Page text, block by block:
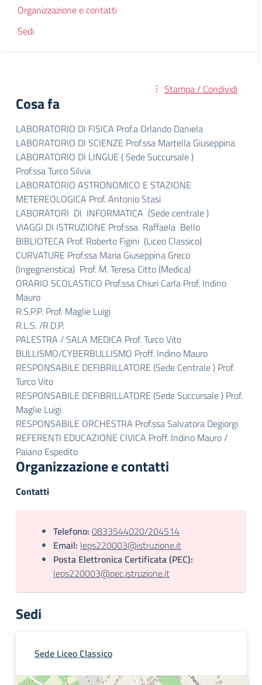
Organizzazione e contatti
Sedi
Stampa / Condividi
Cosa fa
LABORATORIO DI FISICA Prof.a Orlando Daniela
LABORATORIO DI SCIENZE Prof.ssa Martella Giuseppina
LABORATORIO DI LINGUE ( Sede Succursale )
Prof.ssa Turco Silvia
LABORATORIO ASTRONOMICO E STAZIONE
METEREOLOGICA Prof. Antonio Stasi
LABORATORI DI INFORMATICA (Sede centrale )
VIAGGI DI ISTRUZIONE Prof.ssa Raffaela Bello
BIBLIOTECA Prof. Roberto Figini (Liceo Classico)
CURVATURE Prof.ssa Maria Giuseppina Greco
(Ingegneristica) Prof. M. Teresa Citto (Medica)
ORARIO SCOLASTICO Prof.ssa Chiuri Carla Prof. Indino
Mauro
R.S.P.P. Prof. Maglie Luigi
R.L.S. /R.D.P.
PALESTRA / SALA MEDICA Prof. Turco Vito
BULLISMO/CYBERBULLISMO Proff. Indino Mauro
RESPONSABILE DEFIBRILLATORE (Sede Centrale ) Prof.
Turco Vito
RESPONSABILE DEFIBRILLATORE (Sede Succursale ) Prof.
Maglie Luigi
RESPONSABILE ORCHESTRA Prof.ssa Salvatora Degiorgi
REFERENTI EDUCAZIONE CIVICA Proff. Indino Mauro /
Paiano Espedito
Organizzazione e contatti
Contatti
Telefono: 0833544020/204514
Email: leps220003@istruzione.it
Posta Elettronica Certificata (PEC):
leps220003@pec.istruzione.it
Sedi
Sede Liceo Classico